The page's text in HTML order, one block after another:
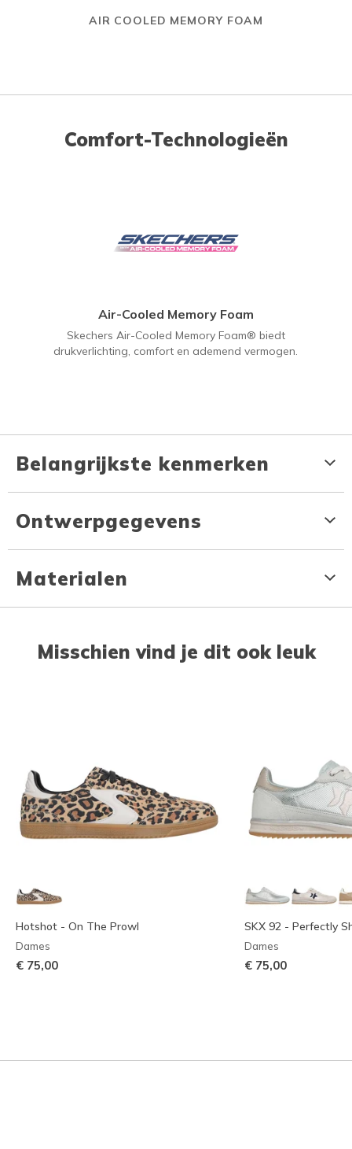
AIR COOLED MEMORY FOAM
Comfort-Technologieën
Air-Cooled Memory Foam
Skechers Air-Cooled Memory Foam® biedt
drukverlichting, comfort en ademend vermogen.
Belangrijkste kenmerken
Ontwerpgegevens
Materialen
Misschien vind je dit ook leuk
Hotshot - On The Prowl
Dames
€ 75,00
SKX 92 - Perfectly
Dames
€ 75,00